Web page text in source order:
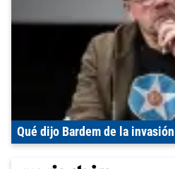
Qué dijo Bardem de la